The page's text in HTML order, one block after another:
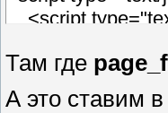
<script
$("#pageflip img
Там где
А это ставим в